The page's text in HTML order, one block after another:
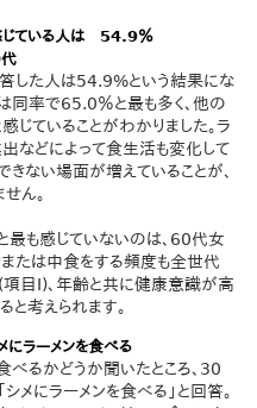
じている人は 54.9％
答した人は54.9%という結果にな
同率で65.0％と最も多く、他の
じていることがわかりました。ラ
などによって食生活も変化して
きない場面が増えていることが、
ん。
最も感じていないのは、60代女
たは中食をする頻度も全世代
目Ⅰ)、年齢と共に健康意識が高
と考えられます。
ラーメンを食べる
べるかどうか聞いたところ、30
メにラーメンを食べる」と回答。